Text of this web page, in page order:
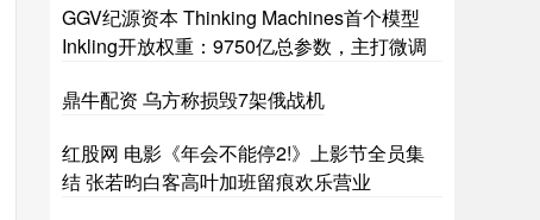
GGV纪源资本 Thinking Machines首个模型
Inkling开放权重：9750亿总参数，主打微调
鼎牛配资 乌方称损毁7架俄战机
红股网 电影《年会不能停2!》上影节全员集
结 张若昀白客高叶加班留痕欢乐营业